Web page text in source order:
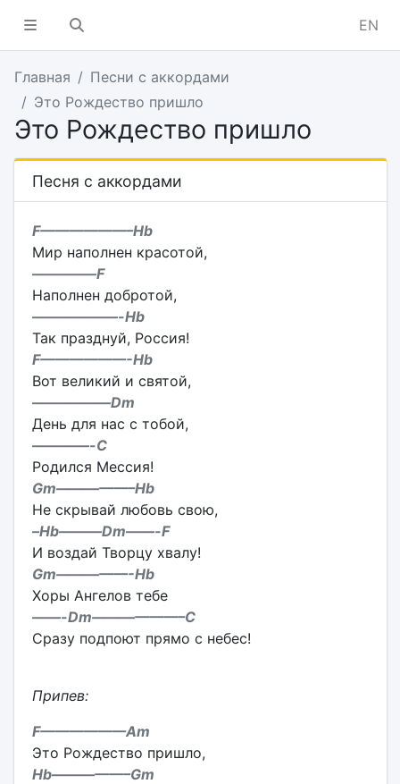
EN
Главная
Песни с аккордами
Это Рождество пришло
Это Рождество пришло
Песня с аккордами
F——————–Hb
Мир наполнен красотой,
————–F
Наполнен добротой,
——————-Hb
Так празднуй, Россия!
F——————-Hb
Вот великий и святой,
—————–Dm
День для нас с тобой,
————-C
Родился Мессия!
Gm—————–Hb
Не скрывай любовь свою,
–Hb———Dm——-F
И воздай Творцу хвалу!
Gm—————-Hb
Хоры Ангелов тебе
——-Dm——————–C
Сразу подпоют прямо с небес!
Припев:
F——————Am
Это Рождество пришло,
Hb—————–Gm